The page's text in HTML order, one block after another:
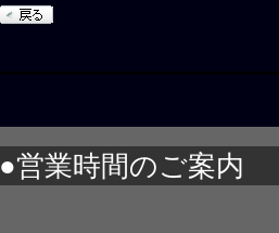
●営業時間のご案内